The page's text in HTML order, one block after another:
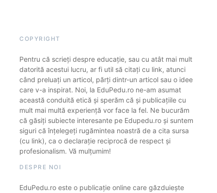
COPYRIGHT
Pentru că scrieți despre educație, sau cu atât mai mult
datorită acestui lucru, ar fi util să citați cu link, atunci
când preluați un articol, părți dintr-un articol sau o idee
care v-a inspirat. Noi, la EduPedu.ro ne-am asumat
această conduită etică și sperăm că și publicațiile cu
mult mai multă experiență vor face la fel. Ne bucurăm
că găsiți subiecte interesante pe Edupedu.ro și suntem
siguri că înțelegeți rugămintea noastră de a cita sursa
(cu link), ca o declarație reciprocă de respect și
profesionalism. Vă mulțumim!
DESPRE NOI
EduPedu.ro este o publicație online care găzduiește